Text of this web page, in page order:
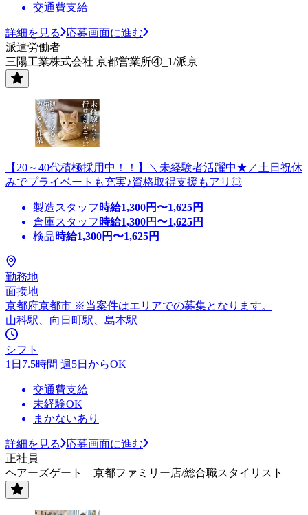
交通費支給
詳細を見る
応募画面に進む
派遣労働者
三陽工業株式会社 京都営業所④_1/派京
【20～40代積極採用中！！】＼未経験者活躍中★／土日祝休
みでプライベートも充実♪資格取得支援もアリ◎
製造スタッフ 時給1,300円〜1,625円
倉庫スタッフ 時給1,300円〜1,625円
検品時給1,300円〜1,625円
勤務地
面接地
京都府京都市 ※当案件はエリアでの募集となります。
山科駅、向日町駅、島本駅
シフト
1日7.5時間 週5日からOK
交通費支給
未経験OK
まかないあり
詳細を見る
応募画面に進む
正社員
ヘアーズゲート 京都ファミリー店/総合職スタイリスト